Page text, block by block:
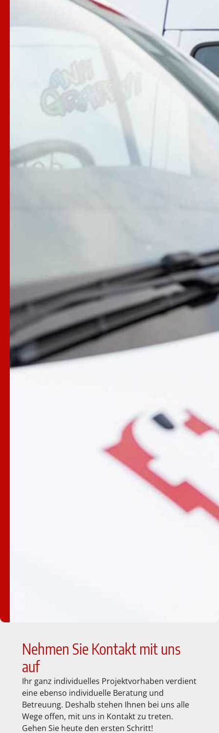
Nehmen Sie Kontakt mit uns
auf
Ihr ganz individuelles Projektvorhaben verdient
eine ebenso individuelle Beratung und
Betreuung. Deshalb stehen Ihnen bei uns alle
Wege offen, mit uns in Kontakt zu treten.
Gehen Sie heute den ersten Schritt!